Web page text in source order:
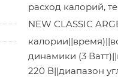
расход калорий,
NEW CLASSIC
динамики (3
220 В||диапазон